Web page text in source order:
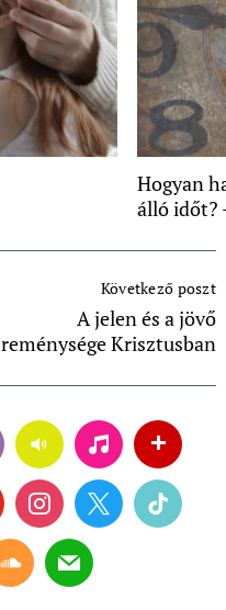
Hogyan
álló időt?
Következő poszt
A jelen és a jövő
reménysége Krisztusban